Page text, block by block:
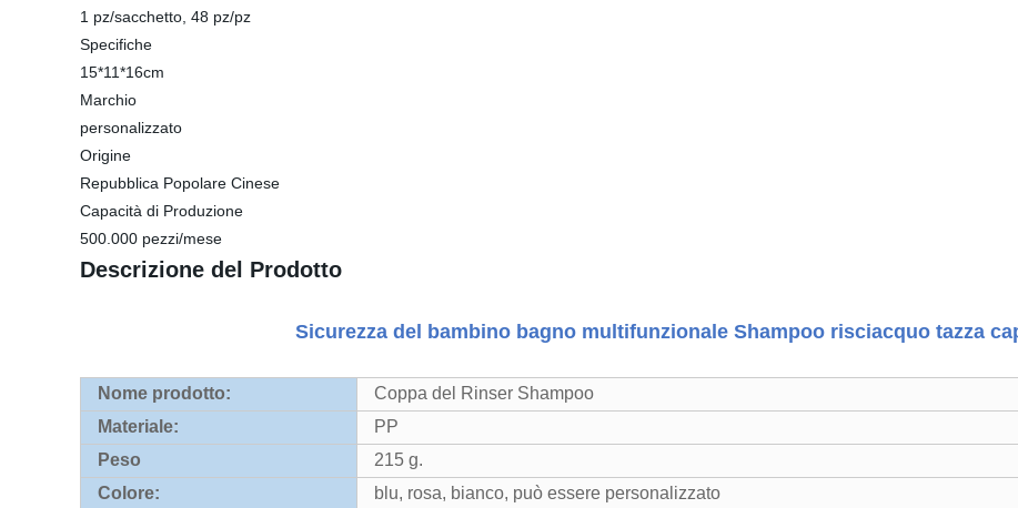
1 pz/sacchetto, 48 pz/pz
Specifiche
15*11*16cm
Marchio
personalizzato
Origine
Repubblica Popolare Cinese
Capacità di Produzione
500.000 pezzi/mese
Descrizione del Prodotto
Sicurezza del bambino bagno multifunzionale Shampoo risciacquo tazza
Nome prodotto:
Coppa del Rinser Shampoo
Materiale:
PP
Peso
215 g.
Colore:
blu, rosa, bianco, può essere personalizzato